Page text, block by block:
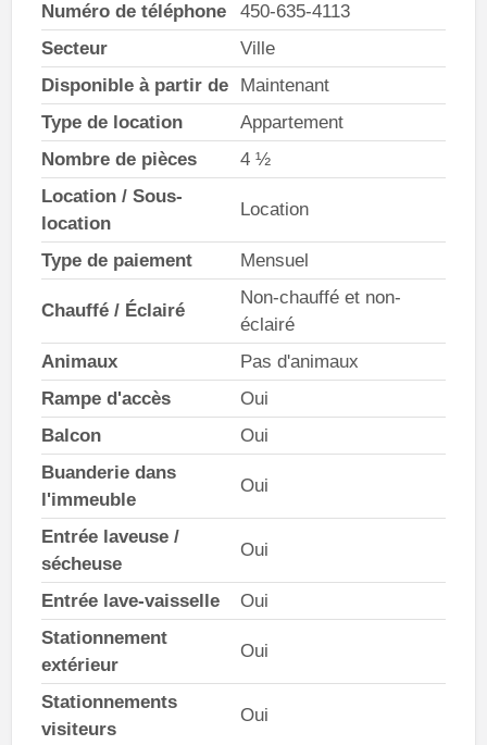
Numéro de téléphone
450-635-4113
Secteur
Ville
Disponible à partir de
Maintenant
Type de location
Appartement
Nombre de pièces
4 ½
Location / Sous-
location
Location
Type de paiement Mensuel
Chauffé / Éclairé
Non-chauffé et non-
éclairé
Animaux
Pas d'animaux
Rampe d'accès
Oui
Balcon
Oui
Buanderie dans
l'immeuble
Oui
Entrée laveuse /
sécheuse
Oui
Entrée lave-vaisselle
Oui
Stationnement
extérieur
Oui
Stationnements
visiteurs
Oui